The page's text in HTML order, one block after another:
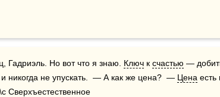
Гадриэль. Но вот что я знаю. Ключ к счастью —
никогда не упускать.  — А как же цена?  — Цена есть
Сверхъестественное